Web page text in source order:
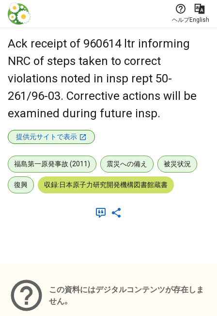
本文に飛ぶ
ヘルプEnglish
Ack receipt of 960614 ltr informing
NRC of steps taken to correct
violations noted in insp rept 50-
261/96-03. Corrective actions will be
examined during future insp.
提供元サイトで表示
福島第一原発事故 (2011) 震災への備え 被災状況
復興 収録:日本原子力研究開発機構図書館蔵書
この資料にはデジタルコンテンツが存在しま
せん。